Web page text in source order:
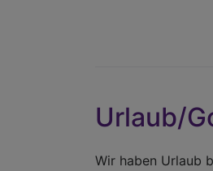
Urlaub/
Wir haben Urlaub